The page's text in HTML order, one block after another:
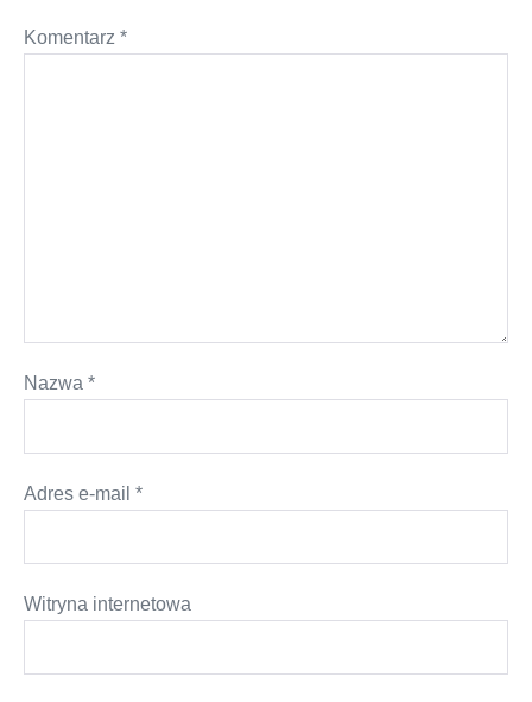
Komentarz *
Nazwa *
Adres e-mail *
Witryna internetowa